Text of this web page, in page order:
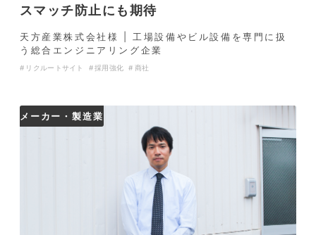
スマッチ防止にも期待
天方産業株式会社様 | 工場設備やビル設備を専門に扱
う総合エンジニアリング企業
リクルートサイト 採用強化 商社
メーカー・製造業